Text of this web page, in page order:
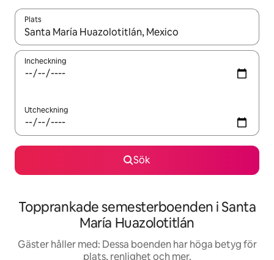
Plats
När resultaten är tillgängliga kan du navigera med upp- och
Incheckning
Utcheckning
Sök
Topprankade semesterboenden i Santa
María Huazolotitlán
Gäster håller med: Dessa boenden har höga betyg för
plats, renlighet och mer.